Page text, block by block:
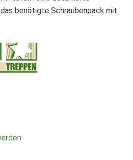
benötigte Schraubenpack mit.